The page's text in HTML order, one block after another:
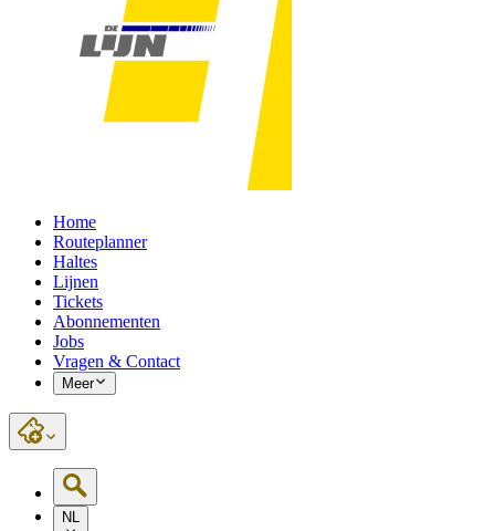
Home
Routeplanner
Haltes
Lijnen
Tickets
Abonnementen
Jobs
Vragen & Contact
Meer
NL